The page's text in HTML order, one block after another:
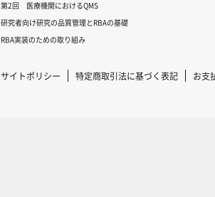
第2回 医療機関におけるQMS
研究者向け研究の品質管理とRBAの基礎
RBA実装のための取り組み
サイトポリシー 特定商取引法に基づく表記 お支